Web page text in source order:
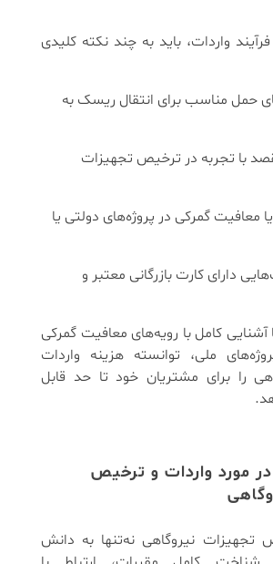
واردات، باید به چند نکته کلیدی
حمل مناسب برای انتقال ریسک به
با تجربه در ترخیص تجهیزات
معافیت گمرکی در پروژه‌های دولتی یا
دارای کارت بازرگانی معتبر و
آشنایی کامل با رویه‌های معافیت گمرکی
ملی، توانسته هزینه واردات
را برای مشتریان خود تا حد قابل
مورد واردات و ترخیص
تجهیزات نیروگاهی نه‌تنها به دانش